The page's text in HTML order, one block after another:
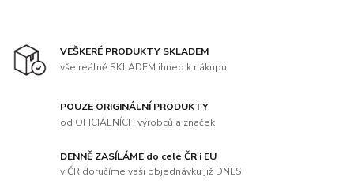
VEŠKERÉ PRODUKTY SKLADEM
vše reálně SKLADEM ihned k nákupu
POUZE ORIGINÁLNÍ PRODUKTY
od OFICIÁLNÍCH výrobců a značek
DENNĚ ZASÍLÁME do celé ČR i EU
v ČR doručíme vaši objednávku již DNES